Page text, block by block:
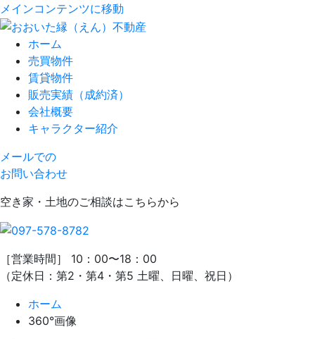
メインコンテンツに移動
ホーム
売買物件
賃貸物件
販売実績（成約済）
会社概要
キャラクター紹介
メールでの
お問い合わせ
空き家・土地のご相談はこちらから
［営業時間］ 10：00〜18：00
（定休日：第2・第4・第5 土曜、日曜、祝日）
ホーム
360°画像